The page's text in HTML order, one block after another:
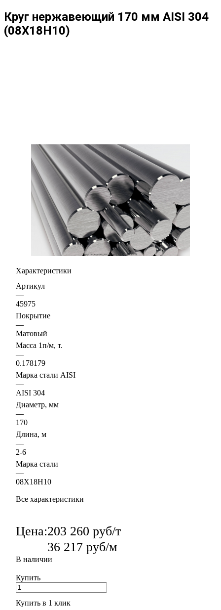
Круг нержавеющий 170 мм AISI 304
(08Х18Н10)
Характеристики
Артикул
—
45975
Покрытие
—
Матовый
Масса 1п/м, т.
—
0.178179
Марка стали AISI
—
AISI 304
Диаметр, мм
—
170
Длина, м
—
2-6
Марка стали
—
08Х18Н10
Все характеристики
Цена:203 260 руб/т
36 217 руб/м
В наличии
Купить
Купить в 1 клик